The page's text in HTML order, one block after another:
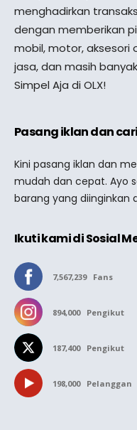
menghadirkan
dengan memberikan
mobil, motor,
jasa, dan masih
Simpel Aja di OLX!
Pasang iklan dan
Kini pasang iklan dan
mudah dan cepat. Ayo
barang yang diinginkan
Ikuti kami di Sosial
7,567,239 Fans
894,000 Pengikut
187,400 Pengikut
198,000 Pelanggan